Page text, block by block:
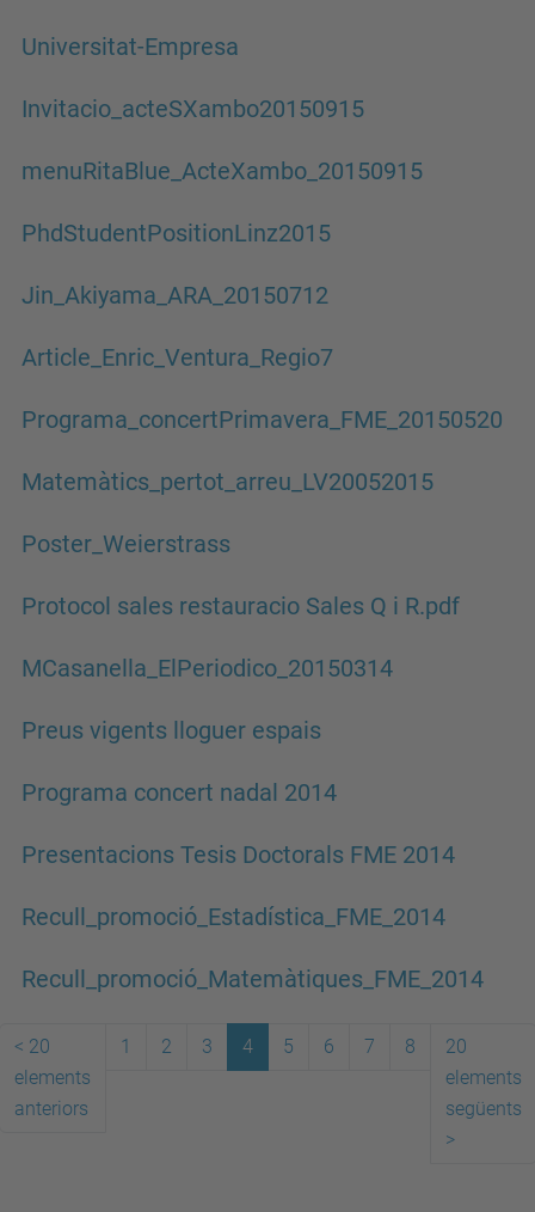
Universitat-Empresa
Invitacio_acteSXambo20150915
menuRitaBlue_ActeXambo_20150915
PhdStudentPositionLinz2015
Jin_Akiyama_ARA_20150712
Article_Enric_Ventura_Regio7
Programa_concertPrimavera_FME_20150520
Matemàtics_pertot_arreu_LV20052015
Poster_Weierstrass
Protocol sales restauracio Sales Q i R.pdf
MCasanella_ElPeriodico_20150314
Preus vigents lloguer espais
Programa concert nadal 2014
Presentacions Tesis Doctorals FME 2014
Recull_promoció_Estadística_FME_2014
Recull_promoció_Matemàtiques_FME_2014
< 20
elements
anteriors
1 2 3 4 5 6 7 8
20
elements
següents
>